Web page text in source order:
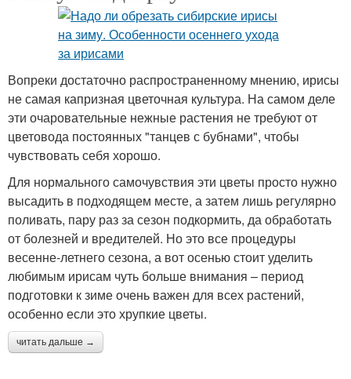
Вопреки достаточно распространенному мнению, ирисы
не самая капризная цветочная культура. На самом деле
эти очаровательные нежные растения не требуют от
цветовода постоянных "танцев с бубнами", чтобы
чувствовать себя хорошо.
Для нормального самочувствия эти цветы просто нужно
высадить в подходящем месте, а затем лишь регулярно
поливать, пару раз за сезон подкормить, да обработать
от болезней и вредителей. Но это все процедуры
весенне-летнего сезона, а вот осенью стоит уделить
любимым ирисам чуть больше внимания – период
подготовки к зиме очень важен для всех растений,
особенно если это хрупкие цветы.
читать дальше →